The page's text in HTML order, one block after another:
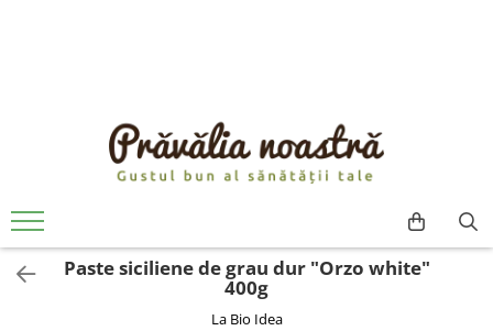
ULEIURI ȘI UNTURI
MĂSLINE
NUCI ȘI SEMINȚE
FRUCTE DESHIDRATATE
ÎNDULCITORI NATURALI / MIERE
Paste siciliene de grau dur "Orzo white"
400g
La Bio Idea